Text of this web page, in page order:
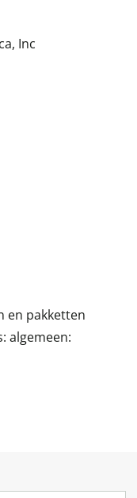
Inc
en pakketten
algemeen: